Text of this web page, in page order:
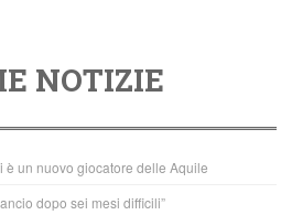
NOTIZIE
è un nuovo giocatore delle Aquile
dopo sei mesi difficili”